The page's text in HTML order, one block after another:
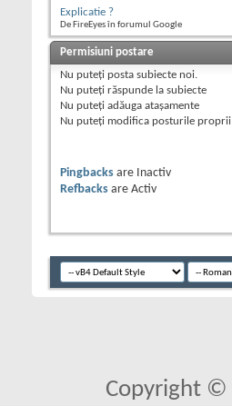
Explicatie ?
De FireEyes în forumul Google
Permisiuni postare
Nu puteţi posta subiecte noi.
Nu puteţi răspunde la subiecte
Nu puteţi adăuga ataşamente
Nu puteţi modifica posturile proprii
Pingbacks are
Inactiv
Refbacks are Activ
Copyright ©